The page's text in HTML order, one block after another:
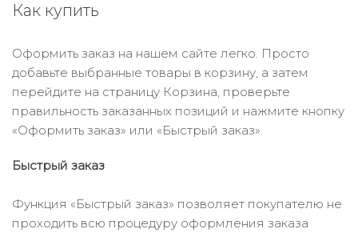
Как купить
Оформить заказ на нашем сайте легко. Просто
добавьте выбранные товары в корзину, а затем
перейдите на страницу Корзина, проверьте
правильность заказанных позиций и нажмите кнопку
«Оформить заказ» или «Быстрый заказ».
Быстрый заказ
Функция «Быстрый заказ» позволяет покупателю не
проходить всю процедуру оформления заказа